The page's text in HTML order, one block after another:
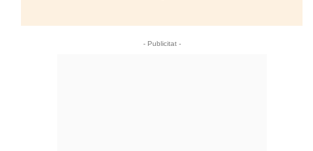
- Publicitat -